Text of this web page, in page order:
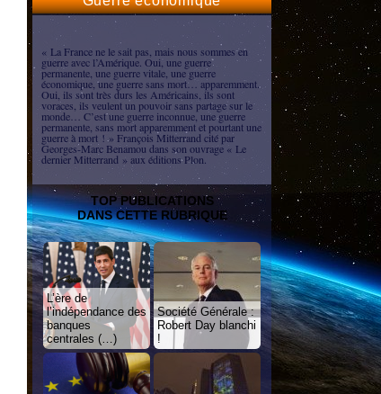
« La France ne le sait pas, mais nous sommes en
guerre avec l’Amérique. Oui, une guerre
permanente, une guerre vitale, une guerre
économique, une guerre sans mort… apparemment.
Oui, ils sont très durs les Américains, ils sont
voraces, ils veulent un pouvoir sans partage sur le
monde… C’est une guerre inconnue, une guerre
permanente, sans mort apparemment et pourtant une
guerre à mort ! » François Mitterrand cité par
Georges-Marc Benamou dans son ouvrage « Le
dernier Mitterrand » aux éditions Plon.
TOP PUBLICATIONS
DANS CETTE RUBRIQUE
L’ère de
l’indépendance des
banques
centrales (…)
Société Générale :
Robert Day blanchi
!